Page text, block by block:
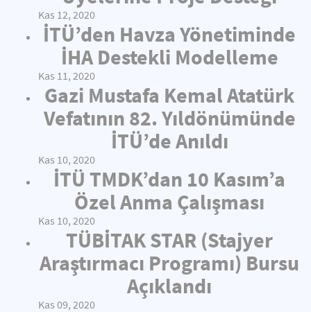
Kas 12, 2020
İTÜ’den Havza Yönetiminde
İHA Destekli Modelleme
Kas 11, 2020
Gazi Mustafa Kemal Atatürk
Vefatının 82. Yıldönümünde
İTÜ’de Anıldı
Kas 10, 2020
İTÜ TMDK’dan 10 Kasım’a
Özel Anma Çalışması
Kas 10, 2020
TÜBİTAK STAR (Stajyer
Araştırmacı Programı) Bursu
Açıklandı
Kas 09, 2020